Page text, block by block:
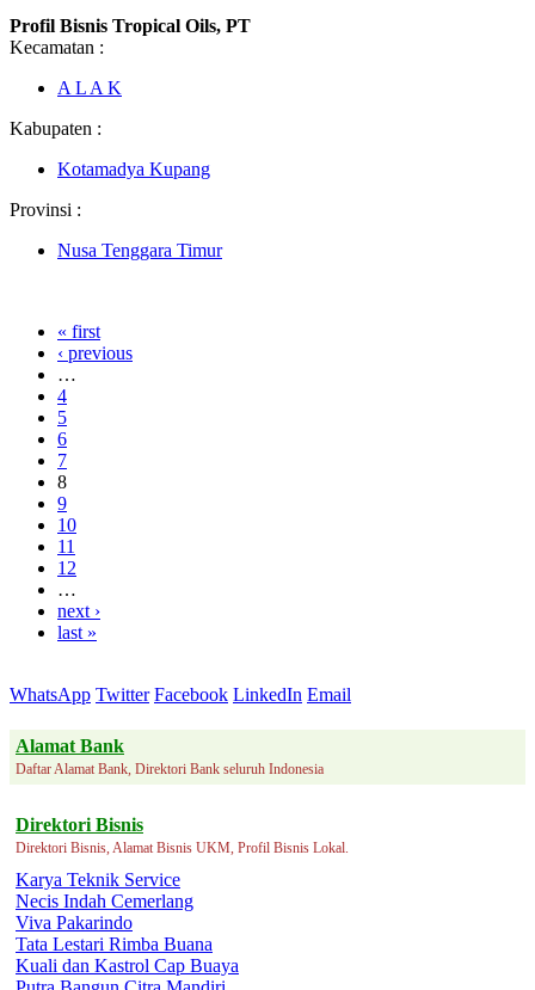
Profil Bisnis Tropical Oils, PT
Kecamatan :
A L A K
Kabupaten :
Kotamadya Kupang
Provinsi :
Nusa Tenggara Timur
« first
‹ previous
…
4
5
6
7
8
9
10
11
12
…
next ›
last »
WhatsApp Twitter Facebook LinkedIn Email
Alamat Bank
Daftar Alamat Bank, Direktori Bank seluruh Indonesia
Direktori Bisnis
Direktori Bisnis, Alamat Bisnis UKM, Profil Bisnis Lokal.
Karya Teknik Service
Necis Indah Cemerlang
Viva Pakarindo
Tata Lestari Rimba Buana
Kuali dan Kastrol Cap Buaya